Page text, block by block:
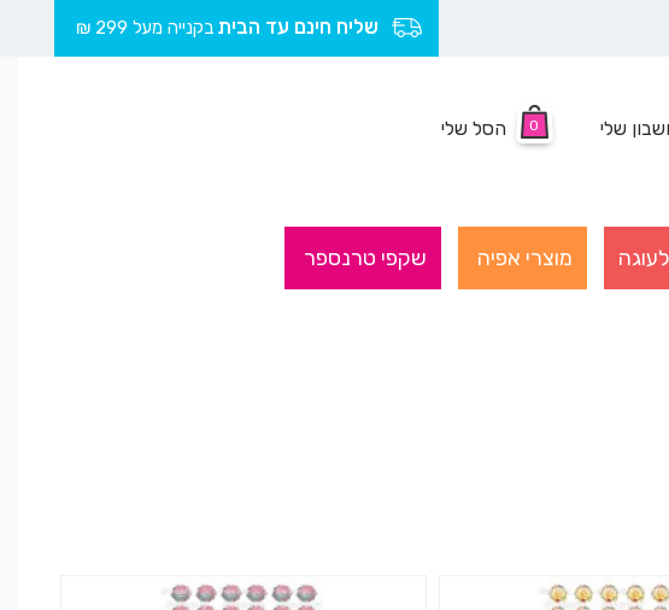
שליח חינם עד הבית בקנייה מעל 299 ₪
שלי 0 הסל שלי
מוצרי אפיה שקפי טרנספר